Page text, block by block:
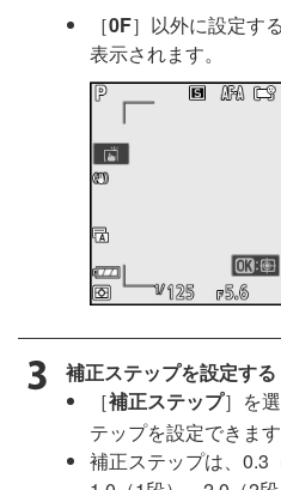
［0F］以外に設定す
表示されます。
補正ステップを設定する
［補正ステップ］を
テップを設定できます
補正ステップは、0.3